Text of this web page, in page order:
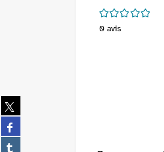
Partager
sur
twitter
(Nouvelle
Partager
sur
facebook
Partager
/5
0 avis